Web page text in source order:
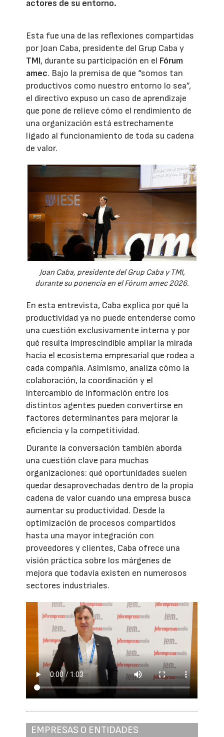
actores de su entorno.
Esta fue una de las reflexiones compartidas
por Joan Caba, presidente del Grup Caba y
TMI, durante su participación en el Fórum
amec. Bajo la premisa de que “somos tan
productivos como nuestro entorno lo sea”,
el directivo expuso un caso de aprendizaje
que pone de relieve cómo el rendimiento de
una organización está estrechamente
ligado al funcionamiento de toda su cadena
de valor.
Joan Caba, presidente del Grup Caba y TMI,
durante su ponencia en el Fórum amec 2026.
En esta entrevista, Caba explica por qué la
productividad ya no puede entenderse como
una cuestión exclusivamente interna y por
qué resulta imprescindible ampliar la mirada
hacia el ecosistema empresarial que rodea a
cada compañía. Asimismo, analiza cómo la
colaboración, la coordinación y el
intercambio de información entre los
distintos agentes pueden convertirse en
factores determinantes para mejorar la
eficiencia y la competitividad.
Durante la conversación también aborda
una cuestión clave para muchas
organizaciones: qué oportunidades suelen
quedar desaprovechadas dentro de la propia
cadena de valor cuando una empresa busca
aumentar su productividad. Desde la
optimización de procesos compartidos
hasta una mayor integración con
proveedores y clientes, Caba ofrece una
visión práctica sobre los márgenes de
mejora que todavía existen en numerosos
sectores industriales.
EMPRESAS O ENTIDADES